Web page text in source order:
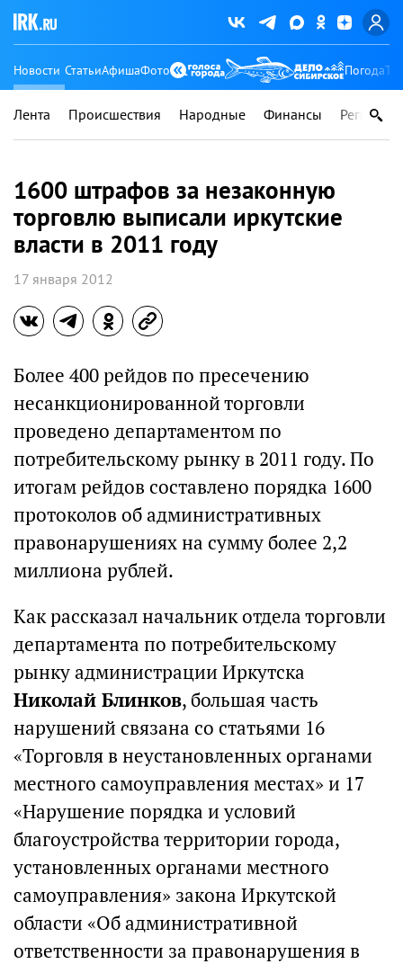
Новости СтатьиАфишаФото Погода
Лента Происшествия Народные Финансы Регионы
1600 штрафов за незаконную
торговлю выписали иркутские
власти в 2011 году
17 января 2012
Более 400 рейдов по пресечению
несанкционированной торговли
проведено департаментом по
потребительскому рынку в 2011 году. По
итогам рейдов составлено порядка 1600
протоколов об административных
правонарушениях на сумму более 2,2
миллиона рублей.
Как рассказал начальник отдела торговли
департамента по потребительскому
рынку администрации Иркутска
Николай Блинков, большая часть
нарушений связана со статьями 16
«Торговля в неустановленных органами
местного самоуправления местах» и 17
«Нарушение порядка и условий
благоустройства территории города,
установленных органами местного
самоуправления» закона Иркутской
области «Об административной
ответственности за правонарушения в